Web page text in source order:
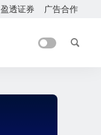
盈透证券 广告合作